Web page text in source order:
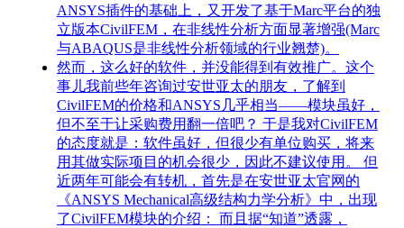
ANSYS插件的基础上，又开发了基于Marc平台的独
立版本CivilFEM，在非线性分析方面显著增强(Marc
与ABAQUS是非线性分析领域的行业翘楚)。
然而，这么好的软件，并没能得到有效推广。这个
事儿我前些年咨询过安世亚太的朋友，了解到
CivilFEM的价格和ANSYS几乎相当——模块虽好，
但不至于让采购费用翻一倍吧？ 于是我对CivilFEM
的态度就是：软件虽好，但很少有单位购买，将来
用其做实际项目的机会很少，因此不建议使用。 但
近两年可能会有转机，首先是在安世亚太官网的
《ANSYS Mechanical高级结构力学分析》中，出现
了CivilFEM模块的介绍： 而且据“知道”透露，